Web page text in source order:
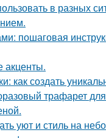
в разных
пошаговая
акценты.
как создать
трафарет
уют и стиль на